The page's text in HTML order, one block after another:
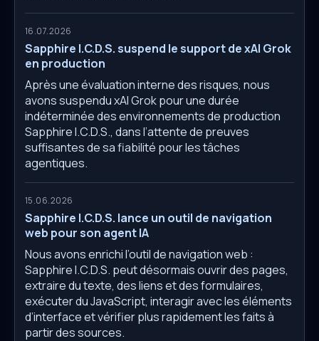
16.07.2026
Sapphire I.C.D.S. suspend le support de xAI Grok
en production
Après une évaluation interne des risques, nous
avons suspendu xAI Grok pour une durée
indéterminée des environnements de production
Sapphire I.C.D.S., dans l’attente de preuves
suffisantes de sa fiabilité pour les tâches
agentiques.
15.06.2026
Sapphire I.C.D.S. lance un outil de navigation
web pour son agent IA
Nous avons enrichi l’outil de navigation web :
Sapphire I.C.D.S. peut désormais ouvrir des pages,
extraire du texte, des liens et des formulaires,
exécuter du JavaScript, interagir avec les éléments
d’interface et vérifier plus rapidement les faits à
partir des sources.